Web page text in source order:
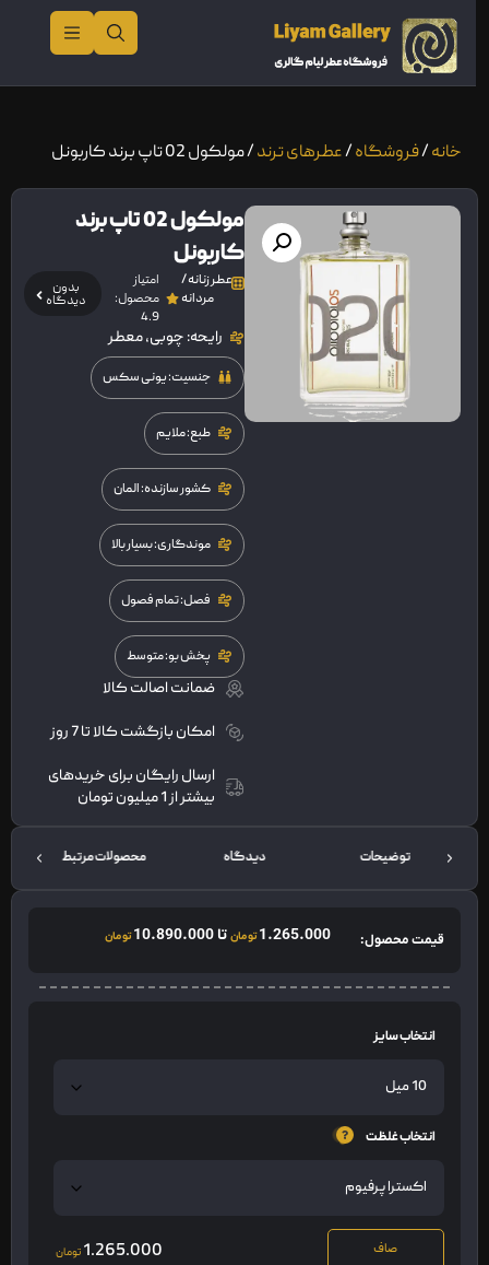
خانه/فروشگاه/عطرهای ترند/ مولکول 02 تاپ برند کاربونل
مولکول 02 تاپ برند
کاربونل
عطر زنانه /
مردانه
امتیاز
محصول:
4.9
بدون
دیدگاه
رایحه: چوبی، معطر
جنسیت: یونی سکس
طبع: ملایم
کشور سازنده: المان
موندگاری: بسیار بالا
فصل: تمام فصول
پخش بو: متوسط
ضمانت اصالت کالا
امکان بازگشت کالا تا 7 روز
ارسال رایگان برای خریدهای
بیشتر از 1 میلیون تومان
توضیحات دیدگاه محصولات مرتبط
قیمت محصول: 1.265.000تومانتا10.890.000تومان
انتخاب سایز
انتخاب غلظت
صاف 1.265.000تومان